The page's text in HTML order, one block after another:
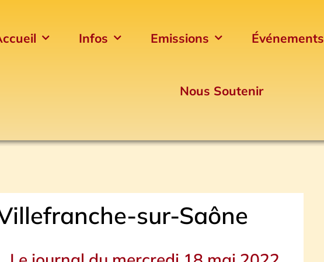
Infos Emissions Événements
Nous Soutenir
sur-Saône